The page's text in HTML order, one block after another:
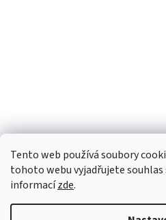
Tento web používá soubory
tohoto webu vyjadřujete souhlas
informacízde.